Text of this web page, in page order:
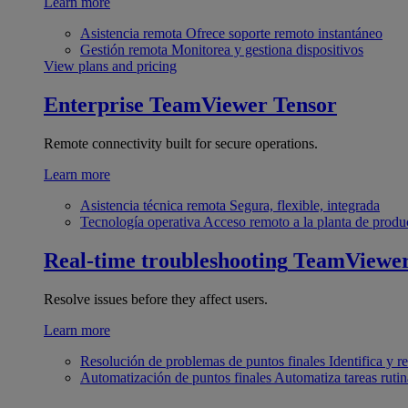
Asistencia remota Ofrece soporte remoto instantáneo
Gestión remota Monitorea y gestiona dispositivos
View plans and pricing
Enterprise TeamViewer Tensor
Remote connectivity built for secure operations.
Learn more
Asistencia técnica remota Segura, flexible, integrada
Tecnología operativa Acceso remoto a la planta de
Real-time troubleshooting
Resolve issues before they affect users.
Learn more
Resolución de problemas de puntos finales Identifica y
Automatización de puntos finales Automatiza tareas